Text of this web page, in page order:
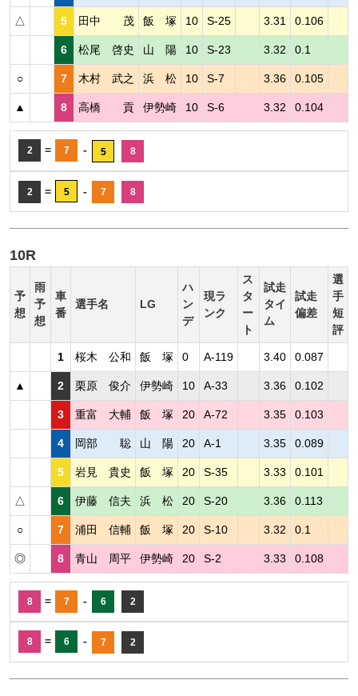
△ 5 田中 茂 飯 塚 10 S-25 3.31 0.106
6 松尾 啓史 山 陽 10 S-23 3.32 0.1
○ 7 木村 武之 浜 松 10 S-7 3.36 0.105
▲ 8 高橋 貢 伊勢崎 10 S-6 3.32 0.104
2 = 7 - 5 8
2 = 5 - 7 8
10R
予
想
雨
予
想
車
番
選手名 LG
ハ
ン
デ
現ラ
ンク
ス
タ
ー
ト
試走
タイ
ム
試走
偏差
選
手
短
評
1 桜木 公和 飯 塚 0 A-119 3.40 0.087
▲ 2 栗原 俊介 伊勢崎 10 A-33 3.36 0.102
3 重富 大輔 飯 塚 20 A-72 3.35 0.103
4 岡部 聡 山 陽 20 A-1 3.35 0.089
5 岩見 貴史 飯 塚 20 S-35 3.33 0.101
△ 6 伊藤 信夫 浜 松 20 S-20 3.36 0.113
○ 7 浦田 信輔 飯 塚 20 S-10 3.32 0.1
◎ 8 青山 周平 伊勢崎 20 S-2 3.33 0.108
8 = 7 - 6 2
8 = 6 - 7 2